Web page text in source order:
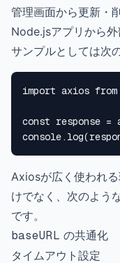
管理画面から更新・
Node.jsアプリから
サンプルとしては次
import axios
const response
Axiosが広く使われ
けでなく、次のよう
です。
baseURL の共通化
タイムアウト設定